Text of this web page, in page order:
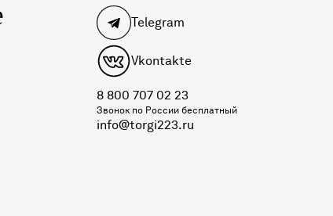
Telegram
Vkontakte
8 800 707 02 23
Звонок по России бесплатный
info@torgi223.ru